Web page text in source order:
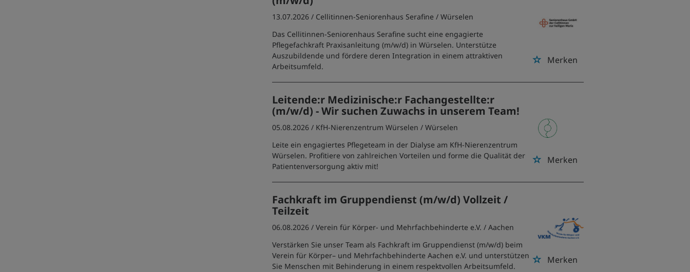
Merken
13.07.2026 / Cellitinnen-Seniorenhaus Serafine / Würselen
Das Cellitinnen-Seniorenhaus Serafine sucht eine engagierte
Pflegefachkraft Praxisanleitung (m/w/d) in Würselen. Unterstütze
Auszubildende und fördere deren Integration in einem attraktiven
Arbeitsumfeld.
Leitende:r Medizinische:r Fachangestellte:r
(m/w/d) - Wir suchen Zuwachs in unserem Team!
Merken
05.08.2026 / KfH-Nierenzentrum Würselen / Würselen
Leite ein engagiertes Pflegeteam in der Dialyse am KfH-Nierenzentrum
Würselen. Profitiere von zahlreichen Vorteilen und forme die Qualität der
Patientenversorgung aktiv mit!
Fachkraft im Gruppendienst (m/w/d) Vollzeit /
Teilzeit
Merken
06.08.2026 /Verein für Körper- und Mehrfachbehinderte e.V. / Aachen
Verstärken Sie unser Team als Fachkraft im Gruppendienst (m/w/d) beim
Verein für Körper– und Mehrfachbehinderte Aachen e.V. und unterstützen
Sie Menschen mit Behinderung in einem respektvollen Arbeitsumfeld.